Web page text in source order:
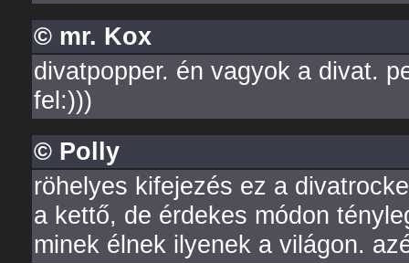
© mr. Kox
divatpopper. én vagyok a divat.
fel:)))
© Polly
röhelyes kifejezés ez a
a kettő, de érdekes módon
minek élnek ilyenek a világon.